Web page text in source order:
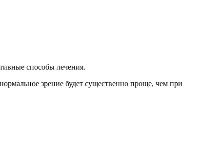
способы лечения.
зрение будет существенно проще, чем при